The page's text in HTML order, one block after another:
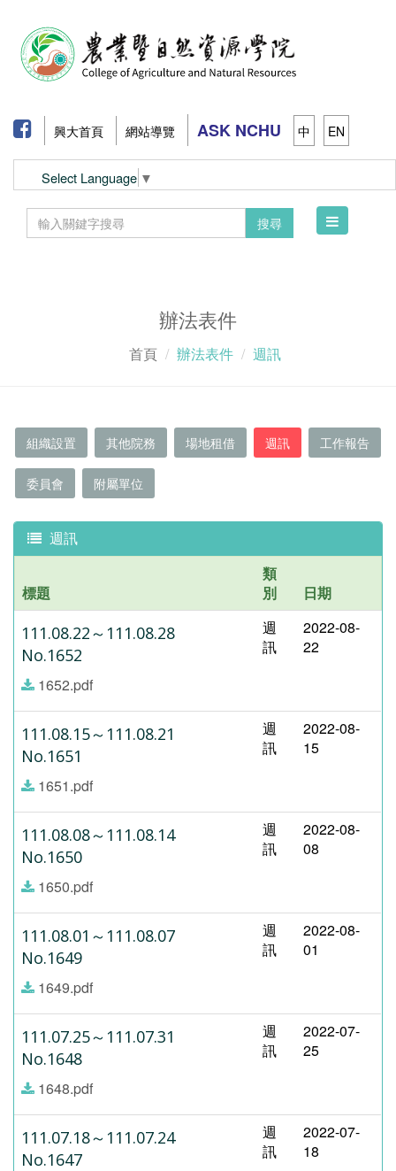
興大首頁 網站導覽 ASK NCHU 中 EN
Select Language ▼
搜尋
Toggle
辦法表件
首頁 辦法表件 週訊
組織設置 其他院務 場地租借 週訊 工作報告
委員會 附屬單位
週訊
標題
類
別
日期
111.08.22～111.08.28
No.1652
1652.pdf
週
訊
2022-08-
22
111.08.15～111.08.21
No.1651
1651.pdf
週
訊
2022-08-
15
111.08.08～111.08.14
No.1650
1650.pdf
週
訊
2022-08-
08
111.08.01～111.08.07
No.1649
1649.pdf
週
訊
2022-08-
01
111.07.25～111.07.31
No.1648
1648.pdf
週
訊
2022-07-
25
111.07.18～111.07.24
No.1647
週
訊
2022-07-
18